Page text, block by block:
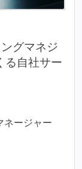
グマネジ
る自社サー
ネージャー